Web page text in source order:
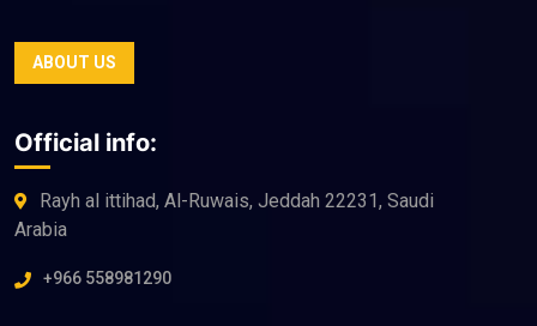
ABOUT US
Official info:
Rayh al ittihad, Al-Ruwais, Jeddah 22231, Saudi
Arabia
+966 558981290